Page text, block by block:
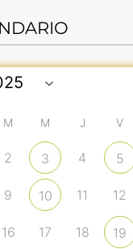
M M J V
2 3 4 5
9 10 11 12
16 17 18 19